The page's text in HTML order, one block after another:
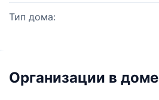
Тип дома:
Организации в доме